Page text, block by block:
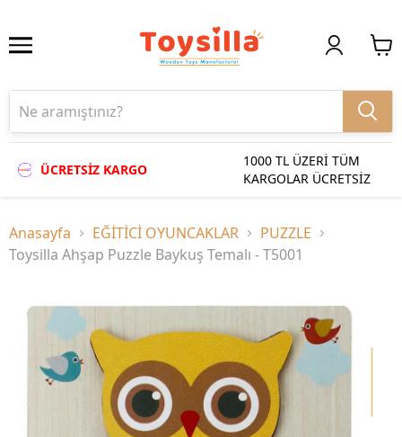
ÜCRETSİZ KARGO
1000 TL ÜZERİ TÜM
KARGOLAR ÜCRETSİZ
Anasayfa EĞİTİCİ OYUNCAKLAR
PUZZLE
Toysilla Ahşap Puzzle Baykuş Temalı - T5001